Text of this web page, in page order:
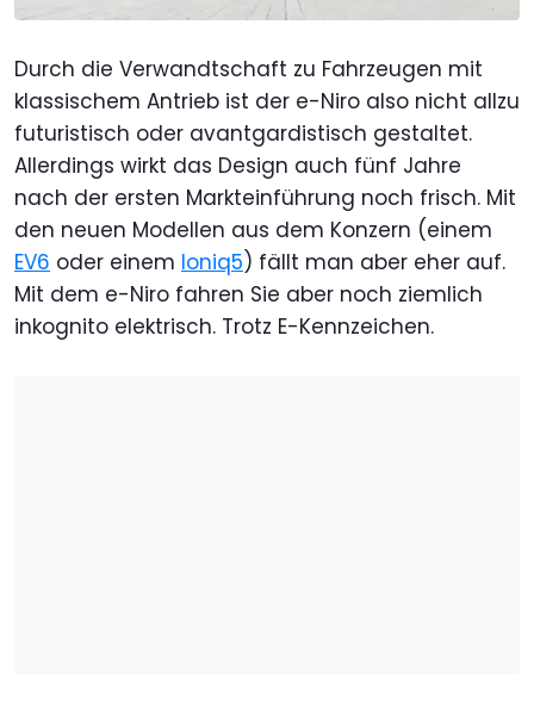
Durch die Verwandtschaft zu Fahrzeugen mit
klassischem Antrieb ist der e-Niro also nicht allzu
futuristisch oder avantgardistisch gestaltet.
Allerdings wirkt das Design auch fünf Jahre
nach der ersten Markteinführung noch frisch. Mit
den neuen Modellen aus dem Konzern (einem
EV6 oder einem Ioniq5) fällt man aber eher auf.
Mit dem e-Niro fahren Sie aber noch ziemlich
inkognito elektrisch. Trotz E-Kennzeichen.